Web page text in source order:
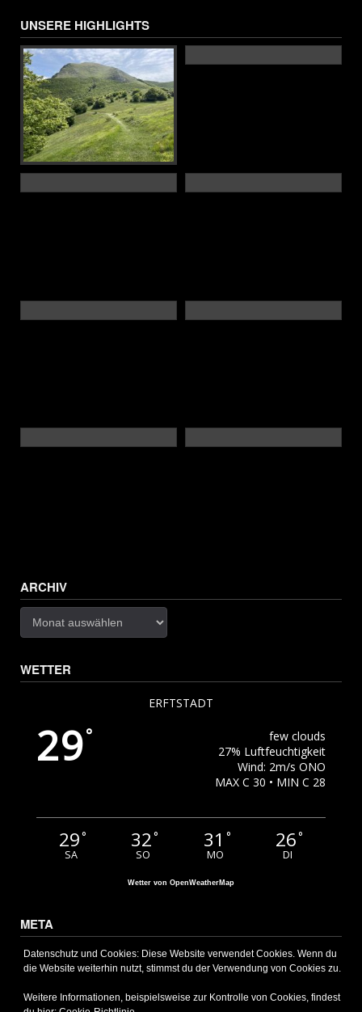
UNSERE HIGHLIGHTS
ARCHIV
WETTER
ERFTSTADT
29°
few clouds
27% Luftfeuchtigkeit
Wind: 2m/s ONO
MAX C 30 • MIN C 28
29°
SA
32°
SO
31 °
MO
26°
DI
Wetter von OpenWeatherMap
META
Anmelden
Eintrags-Feed
WordPress.org
Datenschutz und Cookies: Diese Website verwendet Cookies. Wenn du
die Website weiterhin nutzt, stimmst du der Verwendung von Cookies zu.
Weitere Informationen, beispielsweise zur Kontrolle von Cookies, findest